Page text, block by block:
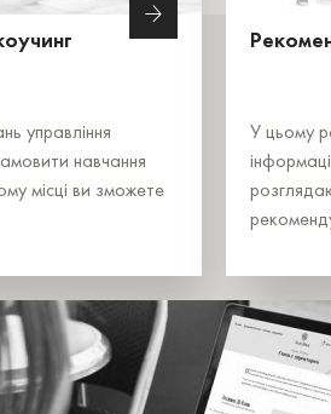
управління
навчання
місці ви зможете
У цьому